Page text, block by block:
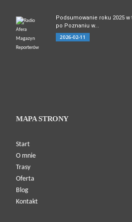
Podsumowanie roku 2025
po Poznaniu w...
2026-02-11
MAPA STRONY
Start
O mnie
Trasy
Oferta
Blog
Kontakt